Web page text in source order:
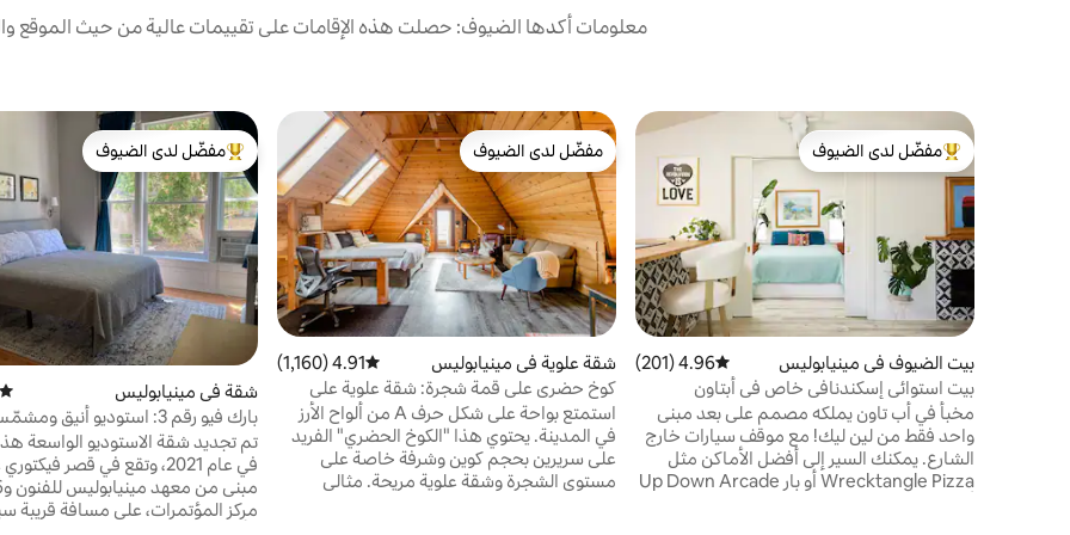
معلومات أكدها الضيوف: حصلت هذه الإقامات على تقييمات عالية من حيث الموقع
من أبرز البيوت المفضّلة لدى الضيوف
مفضّل لدى الضيوف
بيت الضيوف في مينيابوليس متوسط التقييم 4.96 من 5، 201 مراجعات
4.96 (201)
بيت استوائي إسكندنافي خاص في أبتاون
مخبأ في أب تاون يملكه مصمم على بعد مبنى
واحد فقط من لين ليك! مع موقف سيارات خارج
الشارع. يمكنك السير إلى أفضل الأماكن مثل
Wrecktangle Pizza أو بار Up Down Arcade
مفضّل لدى الضيوف
مفضّل لدى الضيوف
شقة علوية في مينيابوليس متوسط التقييم 4.91 من 5، 1,160 مراجعات
4.91 (1,160)
كوخ حضري على قمة شجرة: شقة علوية على
شكل A + شرفة خاصة
استمتع بواحة على شكل حرف A من ألواح الأرز
في المدينة. يحتوي هذا "الكوخ الحضري" الفريد
على سريرين بحجم كوين وشرفة خاصة على
مستوى الشجرة وشقة علوية مريحة. مثالي
من أبرز البيوت المفضّلة لدى الضيوف
مفضّل لدى الضيوف
شقة في مينيابوليس
Conv Ctr
تم تجديد شقة الاستوديو الواسعة
في عام 2021، وتقع في قصر
مركز المؤتمرات، على مسافة قريبة